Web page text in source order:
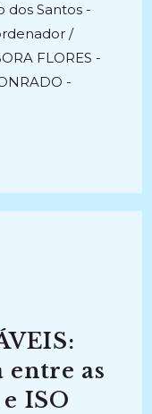
dos Santos -
/
FLORES -
-
entre as
ISO